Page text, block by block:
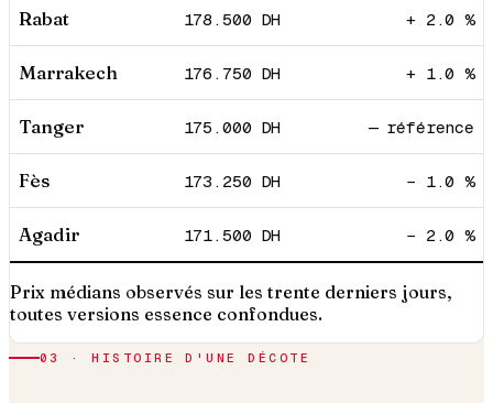
Rabat 178.500 DH + 2.0 %
Marrakech 176.750 DH + 1.0 %
Tanger 175.000 DH — référence
Fès 173.250 DH − 1.0 %
Agadir 171.500 DH − 2.0 %
Prix médians observés sur les trente derniers jours,
toutes versions essence confondues.
03 · HISTOIRE D'UNE DÉCOTE